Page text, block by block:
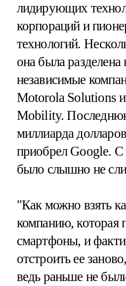
лидирующих
корпораций и
технологий.
она была разделена
независимые
Motorola Solutions
Mobility.
миллиарда
приобрел Google. С
было слышно не
"Как можно взять
компанию, которая
смартфоны, и
отстроить ее
ведь раньше не